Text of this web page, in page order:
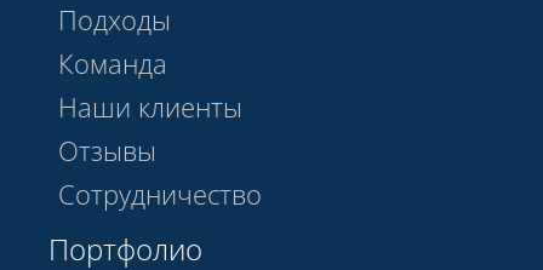
Подходы
Команда
Наши клиенты
Отзывы
Сотрудничество
Портфолио